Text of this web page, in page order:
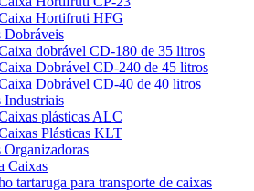
Hortifruti HFG
Dobráveis
dobrável CD-180 de 35 litros
Dobrável CD-240 de 45 litros
Dobrável CD-40 de 40 litros
Industriais
plásticas ALC
Plásticas KLT
Organizadoras
Caixas
tartaruga para transporte de caixas